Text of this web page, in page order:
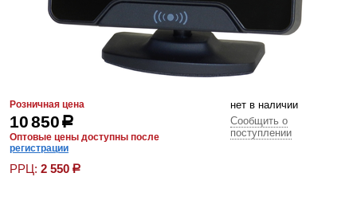
Розничная цена
10 850р
Оптовые цены доступны после
регистрации
РРЦ: 2 550 р
нет в наличии
Сообщить о
поступлении